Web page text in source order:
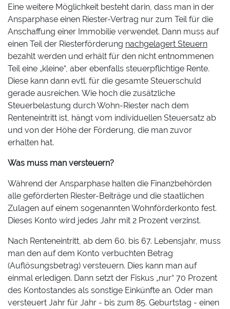
Eine weitere Möglichkeit besteht darin, dass man in der
Ansparphase einen Riester-Vertrag nur zum Teil für die
Anschaffung einer Immobilie verwendet. Dann muss auf
einen Teil der Riesterförderung nachgelagert Steuern
bezahlt werden und erhält für den nicht entnommenen
Teil eine „kleine“, aber ebenfalls steuerpflichtige Rente.
Diese kann dann evtl. für die gesamte Steuerschuld
gerade ausreichen. Wie hoch die zusätzliche
Steuerbelastung durch Wohn-Riester nach dem
Renteneintritt ist, hängt vom individuellen Steuersatz ab
und von der Höhe der Förderung, die man zuvor
erhalten hat.
Was muss man versteuern?
Während der Ansparphase halten die Finanzbehörden
alle geförderten Riester-Beiträge und die staatlichen
Zulagen auf einem sogenannten Wohnförderkonto fest.
Dieses Konto wird jedes Jahr mit 2 Prozent verzinst.
Nach Renteneintritt, ab dem 60. bis 67. Lebensjahr, muss
man den auf dem Konto verbuchten Betrag
(Auflösungsbetrag) versteuern. Dies kann man auf
einmal erledigen. Dann setzt der Fiskus „nur“ 70 Prozent
des Kontostandes als sonstige Einkünfte an. Oder man
versteuert Jahr für Jahr - bis zum 85. Geburtstag - einen